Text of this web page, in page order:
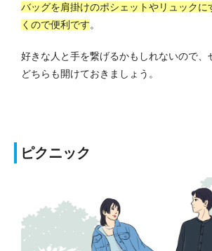
バッグを肩掛けのポシェットやリュックに
くので便利です。
好きな人と手を繋げるかもしれないので、
どちらも開けておきましょう。
ピクニック